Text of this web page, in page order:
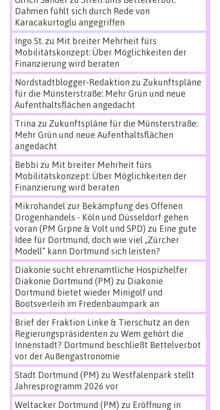
Dahmen fühlt sich durch Rede von
Karacakurtoglu angegriffen
Ingo St.zu Mit breiter Mehrheit fürs
Mobilitätskonzept: Über Möglichkeiten der
Finanzierung wird beraten
Nordstadtblogger-Redaktion zu Zukunftspläne
für die Münsterstraße: Mehr Grün und neue
Aufenthaltsflächen angedacht
Trina zu Zukunftspläne für die Münsterstraße:
Mehr Grün und neue Aufenthaltsflächen
angedacht
Bebbi zu Mit breiter Mehrheit fürs
Mobilitätskonzept: Über Möglichkeiten der
Finanzierung wird beraten
Mikrohandel zur Bekämpfung des Offenen
Drogenhandels - Köln und Düsseldorf gehen
voran (PM Grpne & Volt und SPD) zu Eine gute
Idee für Dortmund, doch wie viel „Zürcher
Modell“ kann Dortmund sich leisten?
Diakonie sucht ehrenamtliche Hospizhelfer
Diakonie Dortmund (PM) zu Diakonie
Dortmund bietet wieder Minigolf und
Bootsverleih im Fredenbaumpark an
Brief der Fraktion Linke & Tierschutz an den
Regierungspräsidenten zu Wem gehört die
Innenstadt? Dortmund beschließt Bettelverbot
vor der Außengastronomie
Stadt Dortmund (PM) zu Westfalenpark stellt
Jahresprogramm 2026 vor
Weltacker Dortmund (PM) zu Eröffnung in